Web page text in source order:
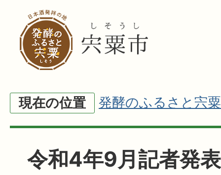
現在の位置 発酵のふるさと宍粟
令和4年9月記者発表